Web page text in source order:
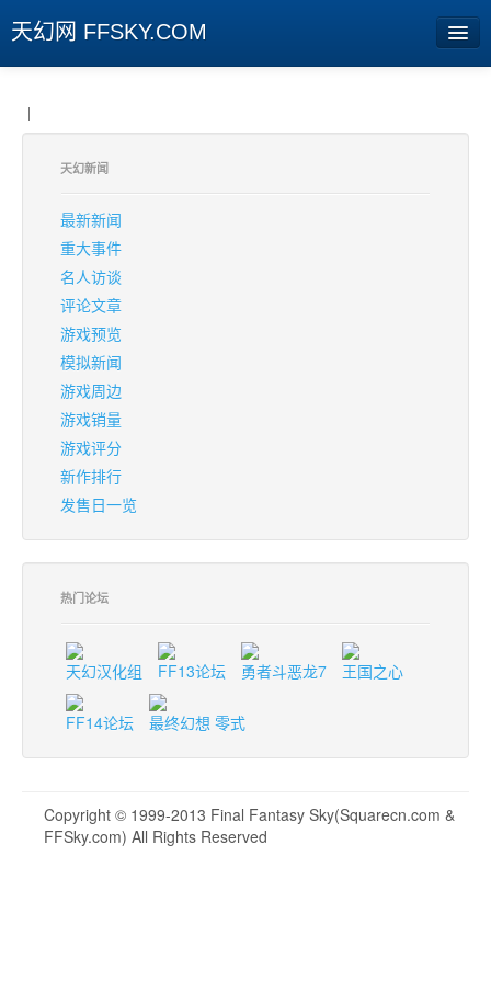
天幻网 FFSKY.COM
旧版临时
|
天幻新闻
最新新闻
重大事件
名人访谈
评论文章
游戏预览
模拟新闻
游戏周边
游戏销量
游戏评分
新作排行
发售日一览
热门论坛
天幻汉化组 FF13论坛 勇者斗恶龙7 王国之心
FF14论坛 最终幻想 零式
Copyright © 1999-2013 Final Fantasy Sky(Squarecn.com &
FFSky.com) All Rights Reserved